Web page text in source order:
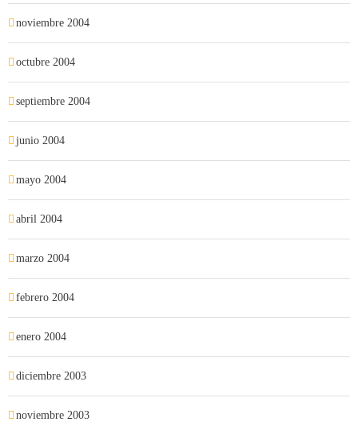
noviembre 2004
octubre 2004
septiembre 2004
junio 2004
mayo 2004
abril 2004
marzo 2004
febrero 2004
enero 2004
diciembre 2003
noviembre 2003